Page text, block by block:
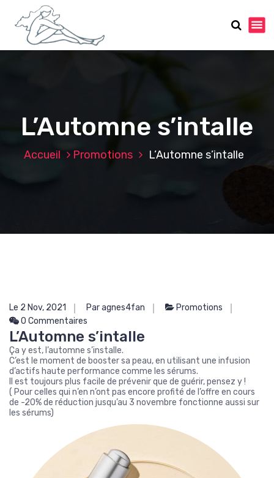
L’Automne s’intalle
Accueil Promotions L’Automne s’intalle
Le 2 Nov, 2021 Par agnes4fan
Promotions
0 Commentaires
L’Automne s’intalle
Ça y est, l’automne s’installe.
C’est le moment de booster sa peau, en utilisant une infusion
d’actifs haute performance comme les sérums.
Il est toujours plus facile de prévenir que de guérir, pensez y !
( Pour celles qui n’en n’ont pas encore profité de l’offre en cours
de -20% de réduction jusqu’au 3 novembre fonctionne aussi sur
les sérums)